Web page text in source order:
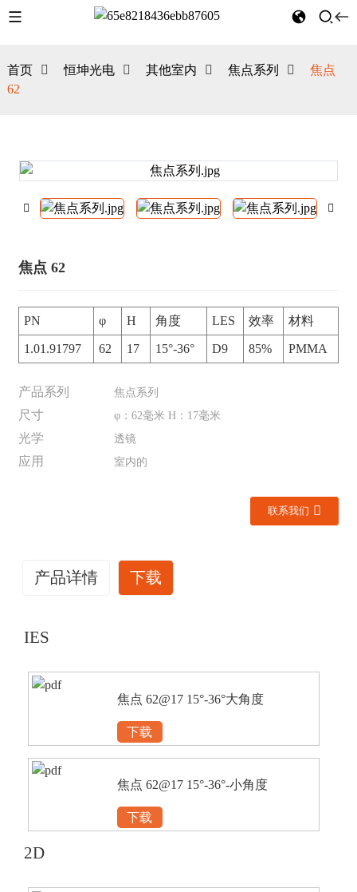
首页 恒坤光电 其他室内 焦点系列
焦点
62
焦点 62
PN φ H 角度 LES 效率 材料
1.01.91797 62 17 15°-36° D9 85% PMMA
产品系列 焦点系列
尺寸 φ：62毫米 H：17毫米
光学 透镜
应用 室内的
联系我们
产品详情 下载
IES
焦点 62@17 15°-36°大角度
下载
焦点 62@17 15°-36°-小角度
下载
2D